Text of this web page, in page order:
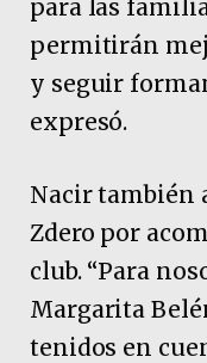
para las
permitirán
y seguir
expresó.
Nacir también
Zdero por
club. “Para
Margarita
tenidos en